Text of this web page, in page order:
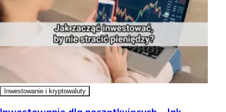
Inwestowanie i kryptowaluty